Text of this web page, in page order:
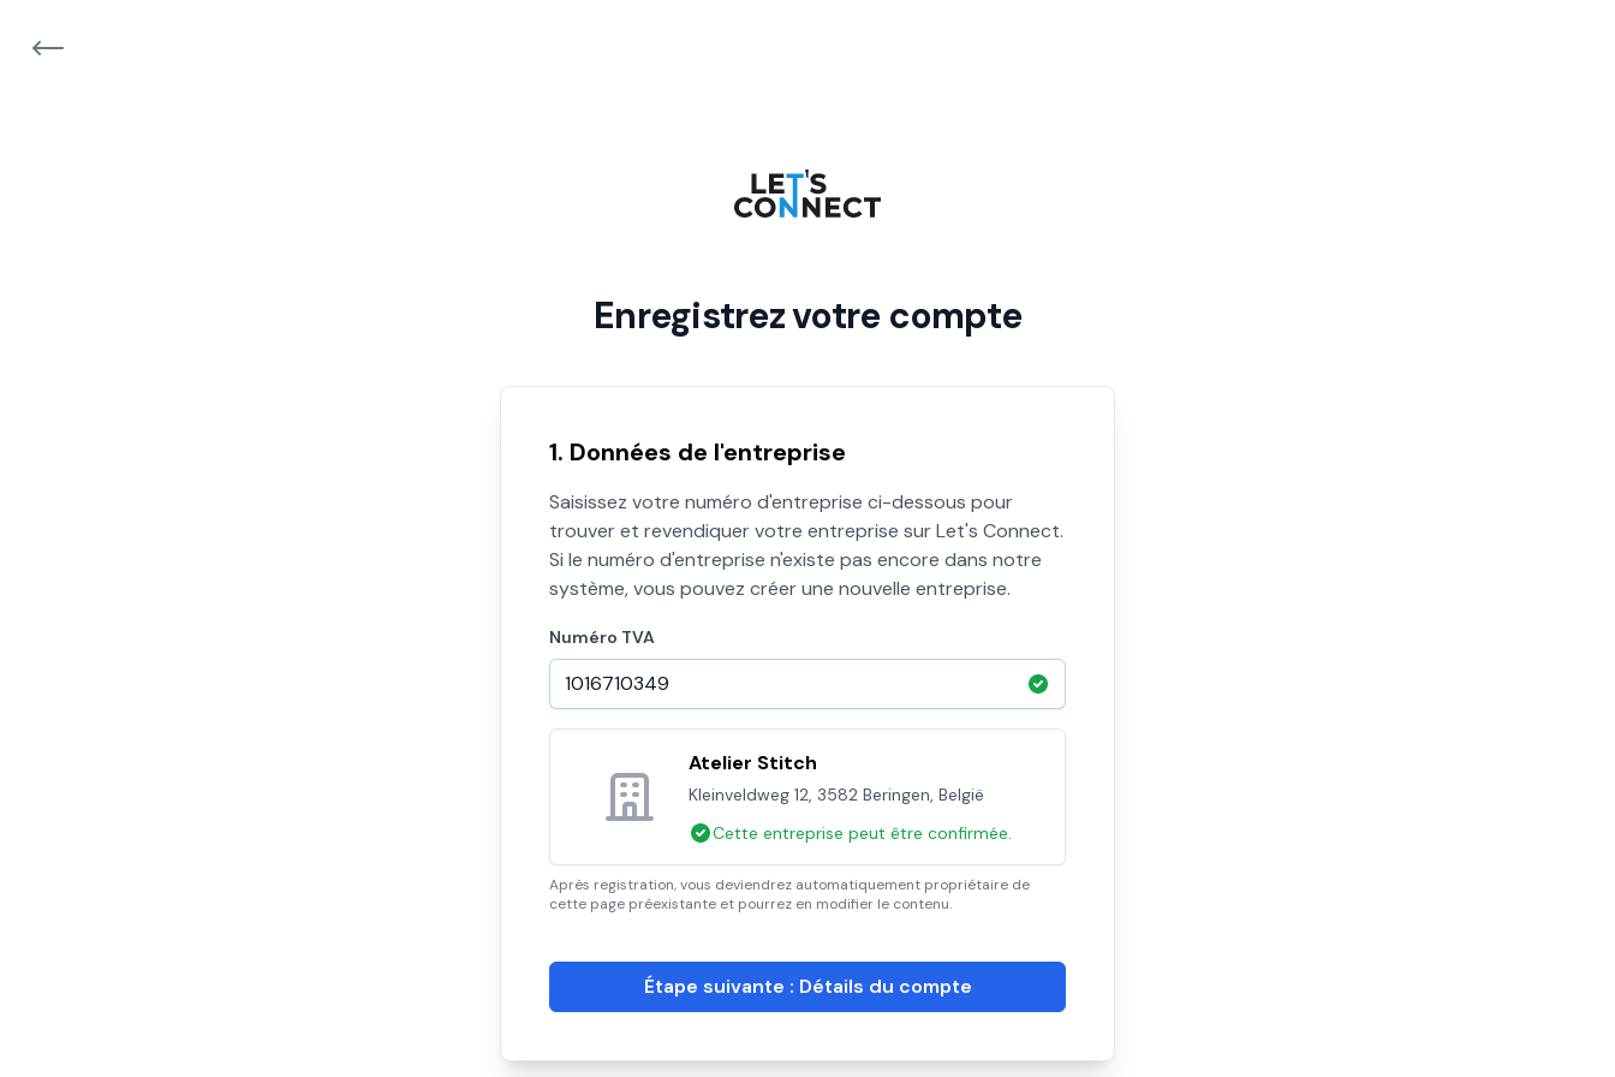
Enregistrez votre compte
1. Données de l'entreprise
Saisissez votre numéro d'entreprise ci-dessous pour
trouver et revendiquer votre entreprise sur Let's Connect.
Si le numéro d'entreprise n'existe pas encore dans notre
système, vous pouvez créer une nouvelle entreprise.
Numéro TVA
Atelier Stitch
Kleinveldweg 12, 3582 Beringen, België
Cette entreprise peut être confirmée.
Après registration, vous deviendrez automatiquement propriétaire de
cette page préexistante et pourrez en modifier le contenu.
Étape suivante : Détails du compte